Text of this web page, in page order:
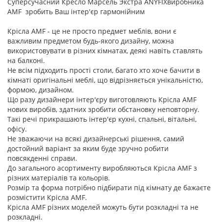
AMF зробить Ваш інтер'єр гармонійним
Крісла AMF - це не просто предмет меблів, вони є
важливим предметом будь-якого дизайну, можна
використовувати в різних кімнатах, деякі навіть ставлять
на балконі.
Не всім підходить прості столи, багато хто хоче бачити в
кімнаті оригінальні меблі, що відрізняється унікальністю,
формою, дизайном.
Що разу дизайнери інтер'єру виготовляють Крісла AMF
нових виробів, здатних зробити обстановку неповторну.
Такі речі прикрашають інтер'єр кухні, спальні, вітальні,
офісу.
Не зважаючи на всякі дизайнерські рішення, самий
достойний варіант за яким буде зручно робити
повсякденні справи.
До загального асортименту виробляються Крісла AMF з
різних матеріалів та кольорів.
Розмір та форма потрібно підбирати під кімнату де бажаєте
розмістити Крісла AMF.
Крісла AMF різних моделей можуть бути розкладні та не
розкладні.